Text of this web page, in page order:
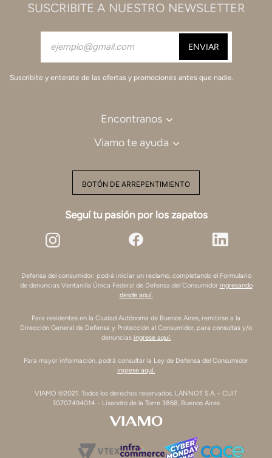
SUSCRIBITE A NUESTRO NEWSLETTER
Suscribite y enterate de las ofertas y promociones antes que nadie.
Encontranos
Viamo te ayuda
BOTÓN DE ARREPENTIMIENTO
Seguí tu pasión por los zapatos
Defensa del consumidor: podrá iniciar un reclamo, completando el Formulario
de denuncias Ventanilla Única Federal de Defensa del Consumidor ingresando
desde aquí.
Para residentes en la Ciudad Autónoma de Buenos Aires, remitirse a la
Dirección General de Defensa y Protección al Consumidor, para consultas y/o
denuncias ingrese aquí.
Para mayor información, podrá consultar la Ley de Defensa del Consumidor
ingrese aquí.
VIAMO ©2021. Todos los derechos reservados. LANNOT S.A. - CUIT
30707494014 - Lisandro de la Torre 3868, Buenos Aires